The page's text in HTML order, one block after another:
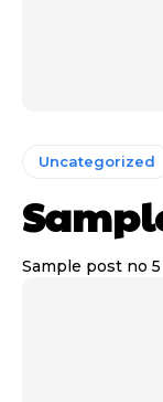
Uncategorized
Sample post no